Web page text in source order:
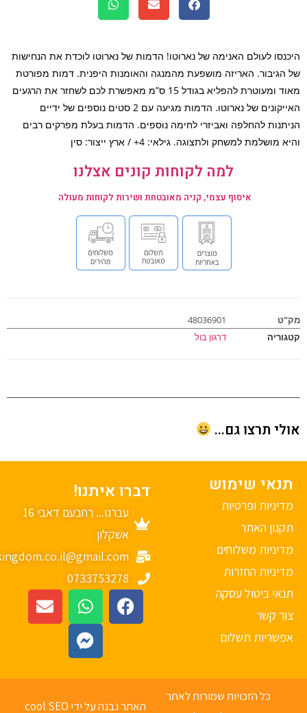
לעולם האנימה של נארוטו! הדמות של נארוטו לוכדת את הנחישות
האריזה מושפעת מהמנגה והאומנות היפנית. דמות מפורטת
מאוד ומעוטרת להפליא בגודל 15 ס”מ מאפשרת לכם לשחזר את הרגעים
האייקונים של נארוטו. הדמות מגיעה עם 2 סטים נוספים של ידיים
להחלפה ואביזרי לחימה נוספים. הדמות בעלת מפרקים רבים
מושלמת למשחק ולתצוגה. גילאי: 4+ / ארץ ייצור: סין
למה לקוחות קונים אצלנו
איסוף עצמי, קניה מאובטחת ושירות לקוחות מעולה
48036901
דרגון בול
תרצו גם...
שימוש
ופרטיות
האתר
משלוחים
החזרות
ביטול עסקה
קשר
תשלום
דברו איתנו!
עברנו... רחבעם דאבי 16
אשקלון
mykingdom.co.il@gmail.com
0733753278
כל הזכויות שמורות לאתר
האתר נבנה על ידי cool SEO